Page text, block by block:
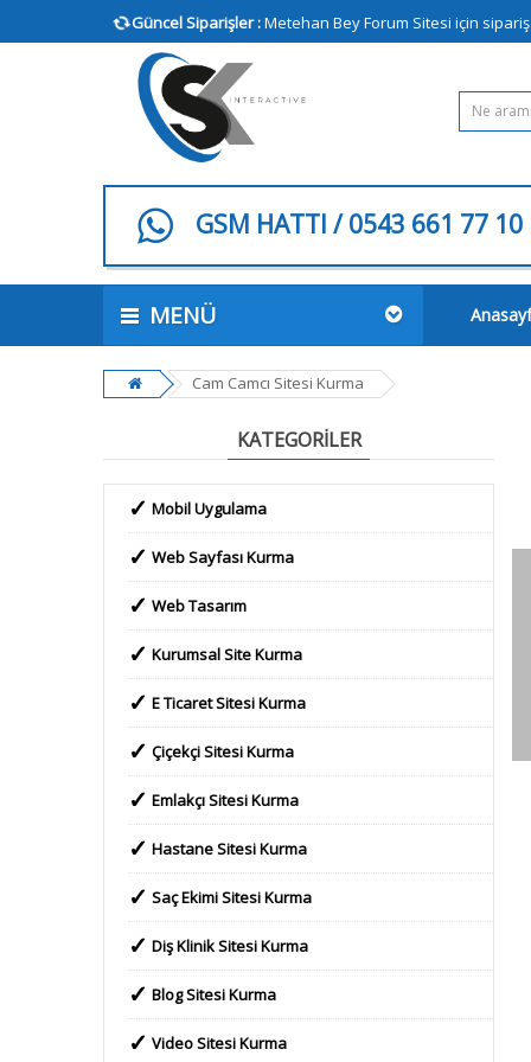
Güncel Siparişler :Metehan Bey Forum Sitesi için
GSM HATTI / 0543 661 77 10
MENÜ
Cam Camcı Sitesi Kurma
KATEGORILER
Mobil Uygulama
Web Sayfası Kurma
Web Tasarım
Kurumsal Site Kurma
E Ticaret Sitesi Kurma
Çiçekçi Sitesi Kurma
Emlakçı Sitesi Kurma
Hastane Sitesi Kurma
Saç Ekimi Sitesi Kurma
Diş Klinik Sitesi Kurma
Blog Sitesi Kurma
Video Sitesi Kurma
Enes İrfan Ordulu
Kurumsal İnşaat Şirketimiz için 15 gün içinde harika
yaptığınız bu güzel iş için Beylikdüzündeki
inşaatımızdan dijital pazarlama ekibinizin
yardımıyla birçok dairemizi sattık. Yeni projemiz için